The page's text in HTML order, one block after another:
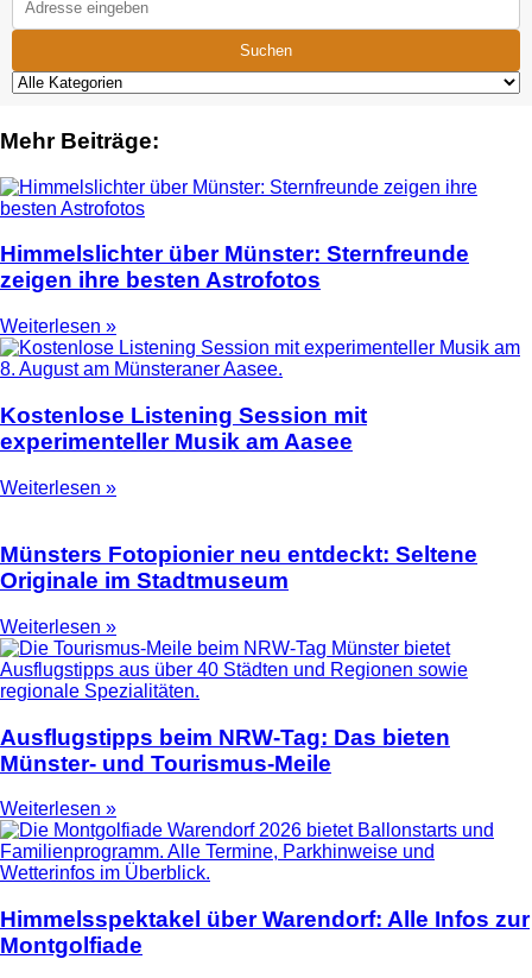
Suchen
Mehr Beiträge:
Himmelslichter über Münster: Sternfreunde
zeigen ihre besten Astrofotos
Weiterlesen »
Kostenlose Listening Session mit
experimenteller Musik am Aasee
Weiterlesen »
Münsters Fotopionier neu entdeckt: Seltene
Originale im Stadtmuseum
Weiterlesen »
Ausflugstipps beim NRW-Tag: Das bieten
Münster- und Tourismus-Meile
Weiterlesen »
Himmelsspektakel über Warendorf: Alle Infos zur
Montgolfiade